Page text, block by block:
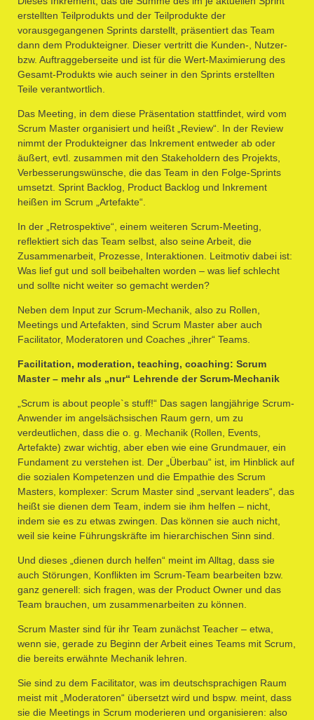
erstellten Teilprodukts und der Teilprodukte der
vorausgegangenen Sprints darstellt, präsentiert das Team
dann dem Produkteigner. Dieser vertritt die Kunden-, Nutzer-
bzw. Auftraggeberseite und ist für die Wert-Maximierung des
Gesamt-Produkts wie auch seiner in den Sprints erstellten
Teile verantwortlich.
Das Meeting, in dem diese Präsentation stattfindet, wird vom
Scrum Master organisiert und heißt „Review“. In der Review
nimmt der Produkteigner das Inkrement entweder ab oder
äußert, evtl. zusammen mit den Stakeholdern des Projekts,
Verbesserungswünsche, die das Team in den Folge-Sprints
umsetzt. Sprint Backlog, Product Backlog und Inkrement
heißen im Scrum „Artefakte“.
In der „Retrospektive“, einem weiteren Scrum-Meeting,
reflektiert sich das Team selbst, also seine Arbeit, die
Zusammenarbeit, Prozesse, Interaktionen. Leitmotiv dabei ist:
Was lief gut und soll beibehalten worden – was lief schlecht
und sollte nicht weiter so gemacht werden?
Neben dem Input zur Scrum-Mechanik, also zu Rollen,
Meetings und Artefakten, sind Scrum Master aber auch
Facilitator, Moderatoren und Coaches „ihrer“ Teams.
Facilitation, moderation, teaching, coaching: Scrum
Master – mehr als „nur“ Lehrende der Scrum-Mechanik
„Scrum is about people`s stuff!“ Das sagen langjährige Scrum-
Anwender im angelsächsischen Raum gern, um zu
verdeutlichen, dass die o. g. Mechanik (Rollen, Events,
Artefakte) zwar wichtig, aber eben wie eine Grundmauer, ein
Fundament zu verstehen ist. Der „Überbau“ ist, im Hinblick auf
die sozialen Kompetenzen und die Empathie des Scrum
Masters, komplexer: Scrum Master sind „servant leaders“, das
heißt sie dienen dem Team, indem sie ihm helfen – nicht,
indem sie es zu etwas zwingen. Das können sie auch nicht,
weil sie keine Führungskräfte im hierarchischen Sinn sind.
Und dieses „dienen durch helfen“ meint im Alltag, dass sie
auch Störungen, Konflikten im Scrum-Team bearbeiten bzw.
ganz generell: sich fragen, was der Product Owner und das
Team brauchen, um zusammenarbeiten zu können.
Scrum Master sind für ihr Team zunächst Teacher – etwa,
wenn sie, gerade zu Beginn der Arbeit eines Teams mit Scrum,
die bereits erwähnte Mechanik lehren.
Sie sind zu dem Facilitator, was im deutschsprachigen Raum
meist mit „Moderatoren“ übersetzt wird und bspw. meint, dass
sie die Meetings in Scrum moderieren und organisieren: also